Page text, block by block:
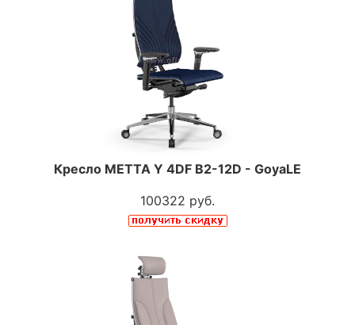
Кресло МЕТТА Y 4DF B2-12D - GoyaLE
100322 руб.